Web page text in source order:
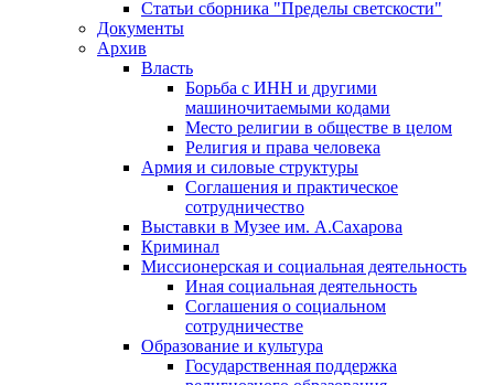
Статьи сборника "Пределы светскости"
Документы
Архив
Власть
Борьба с ИНН и другими
машиночитаемыми кодами
Место религии в обществе в целом
Религия и права человека
Армия и силовые структуры
Соглашения и практическое
сотрудничество
Выставки в Музее им. А.Сахарова
Криминал
Миссионерская и социальная деятельность
Иная социальная деятельность
Соглашения о социальном
сотрудничестве
Образование и культура
Государственная поддержка